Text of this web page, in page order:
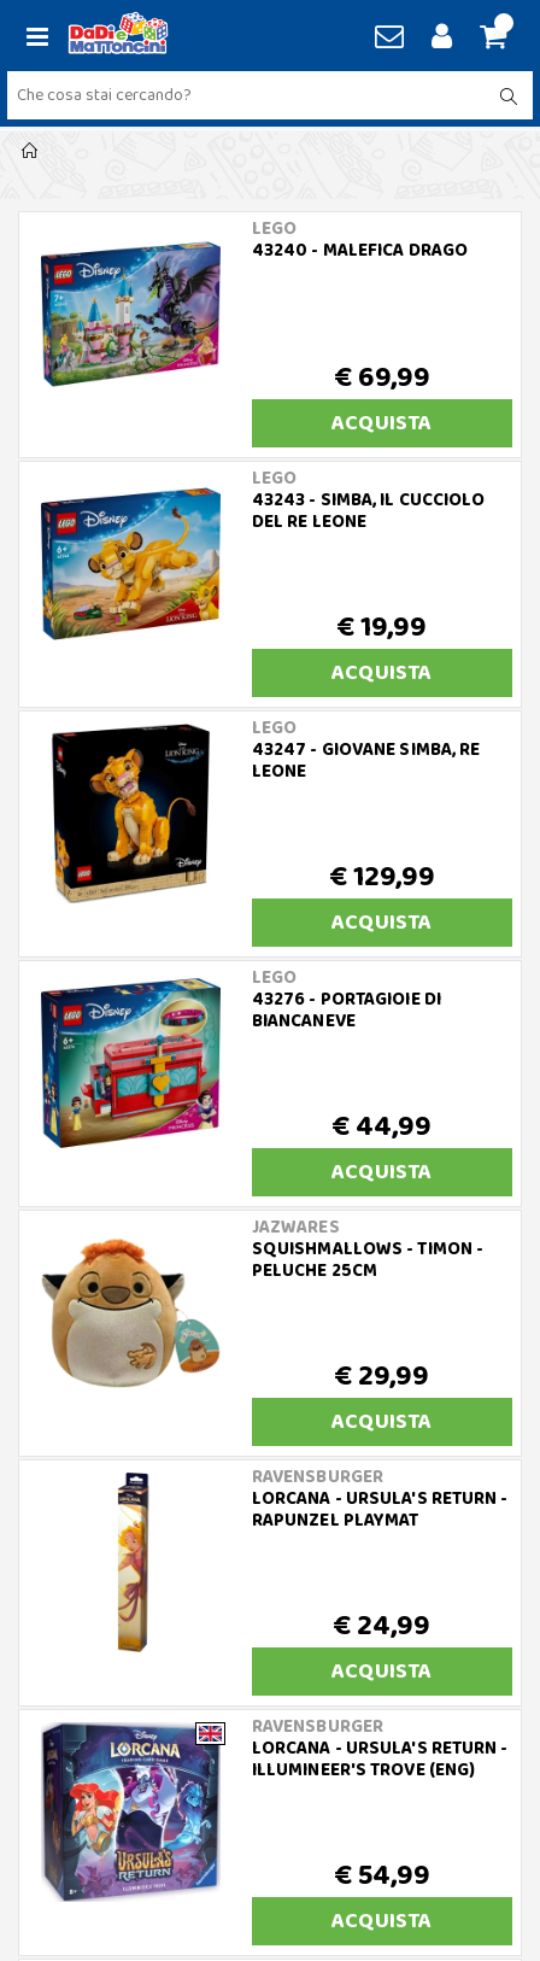
LEGO
43240 - MALEFICA DRAGO
€ 69,99
ACQUISTA
LEGO
43243 - SIMBA, IL CUCCIOLO
DEL RE LEONE
€ 19,99
ACQUISTA
LEGO
43247 - GIOVANE SIMBA, RE
LEONE
€ 129,99
ACQUISTA
LEGO
43276 - PORTAGIOIE DI
BIANCANEVE
€ 44,99
ACQUISTA
JAZWARES
SQUISHMALLOWS - TIMON -
PELUCHE 25CM
€ 29,99
ACQUISTA
RAVENSBURGER
LORCANA - URSULA'S RETURN -
RAPUNZEL PLAYMAT
€ 24,99
ACQUISTA
RAVENSBURGER
LORCANA - URSULA'S RETURN -
ILLUMINEER'S TROVE (ENG)
€ 54,99
ACQUISTA